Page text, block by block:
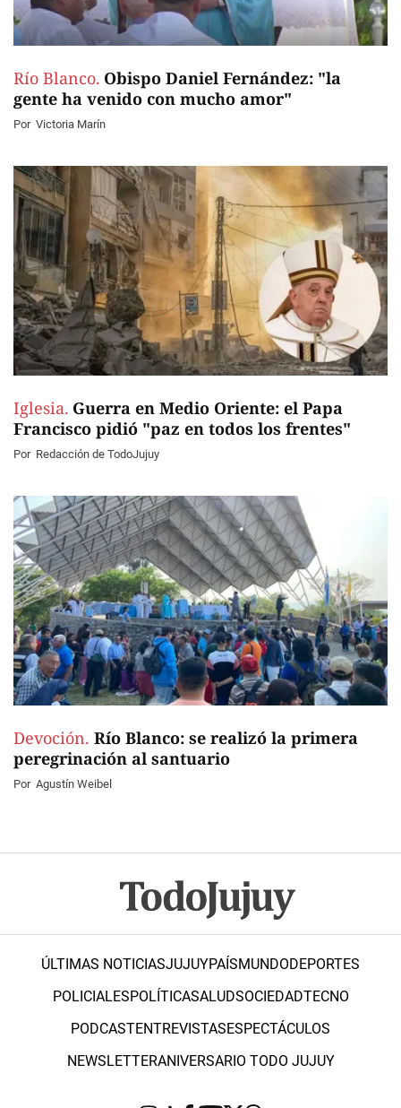
Río Blanco. Obispo Daniel Fernández: "la
gente ha venido con mucho amor"
Por Victoria Marín
Iglesia. Guerra en Medio Oriente: el Papa
Francisco pidió "paz en todos los frentes"
Por Redacción de TodoJujuy
Devoción. Río Blanco: se realizó la primera
peregrinación al santuario
Por Agustín Weibel
ÚLTIMAS NOTICIASJUJUYPAÍSMUNDODEPORTES
POLICIALESPOLÍTICASALUDSOCIEDADTECNO
PODCASTENTREVISTASESPECTÁCULOS
NEWSLETTERANIVERSARIO TODO JUJUY